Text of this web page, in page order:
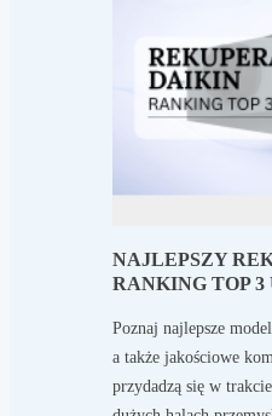
NAJLEPSZY
RANKING TOP
Poznaj najlepsze
a także jakościowe
przydadzą się w